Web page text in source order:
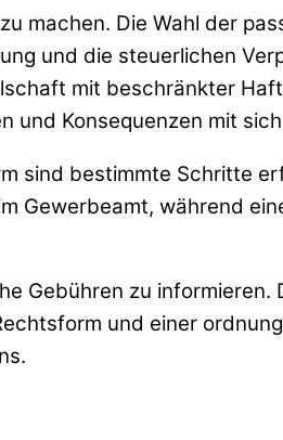
machen. Die Wahl der
und die steuerlichen
mit beschränkter
und Konsequenzen mit
sind bestimmte Schritte
Gewerbeamt, während
Gebühren zu informieren.
und einer